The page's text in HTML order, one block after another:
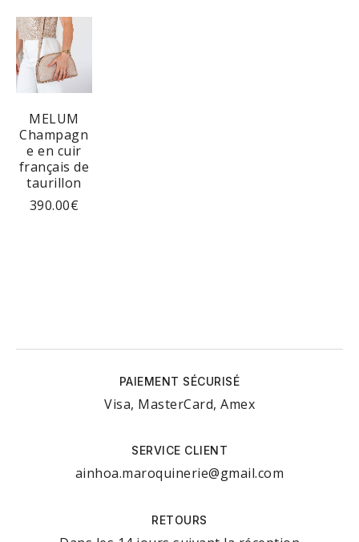
MELUM
Champagn
e en cuir
français de
taurillon
390.00€
PAIEMENT SÉCURISÉ
Visa, MasterCard, Amex
SERVICE CLIENT
ainhoa.maroquinerie@gmail.com
RETOURS